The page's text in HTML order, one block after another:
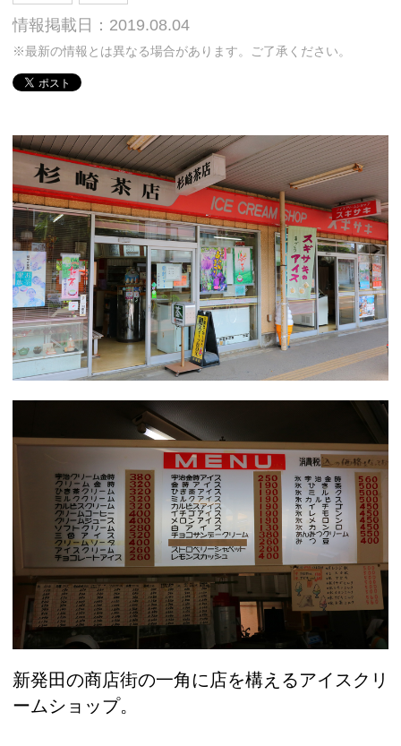
情報掲載日：2019.08.04
※最新の情報とは異なる場合があります。ご了承ください。
新発田の商店街の一角に店を構えるアイスクリ
ームショップ。